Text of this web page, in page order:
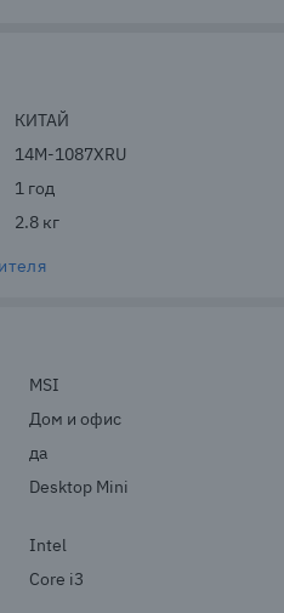
КИТАЙ
14M-1087XRU
1 год
2.8 кг
MSI
Дом и офис
да
Desktop Mini
Intel
Core i3